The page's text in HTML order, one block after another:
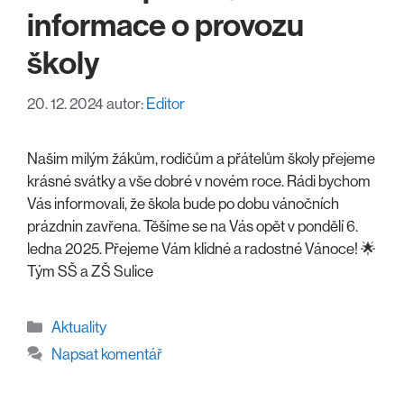
informace o provozu
školy
20. 12. 2024autor: Editor
Našim milým žákům, rodičům a přátelům školy přejeme
krásné svátky a vše dobré v novém roce. Rádi bychom
Vás informovali, že škola bude po dobu vánočních
prázdnin zavřena. Těšíme se na Vás opět v pondělí 6.
ledna 2025. Přejeme Vám klidné a radostné Vánoce! 🌟
Tým SŠ a ZŠ Sulice
Rubriky
Aktuality
Napsat komentář